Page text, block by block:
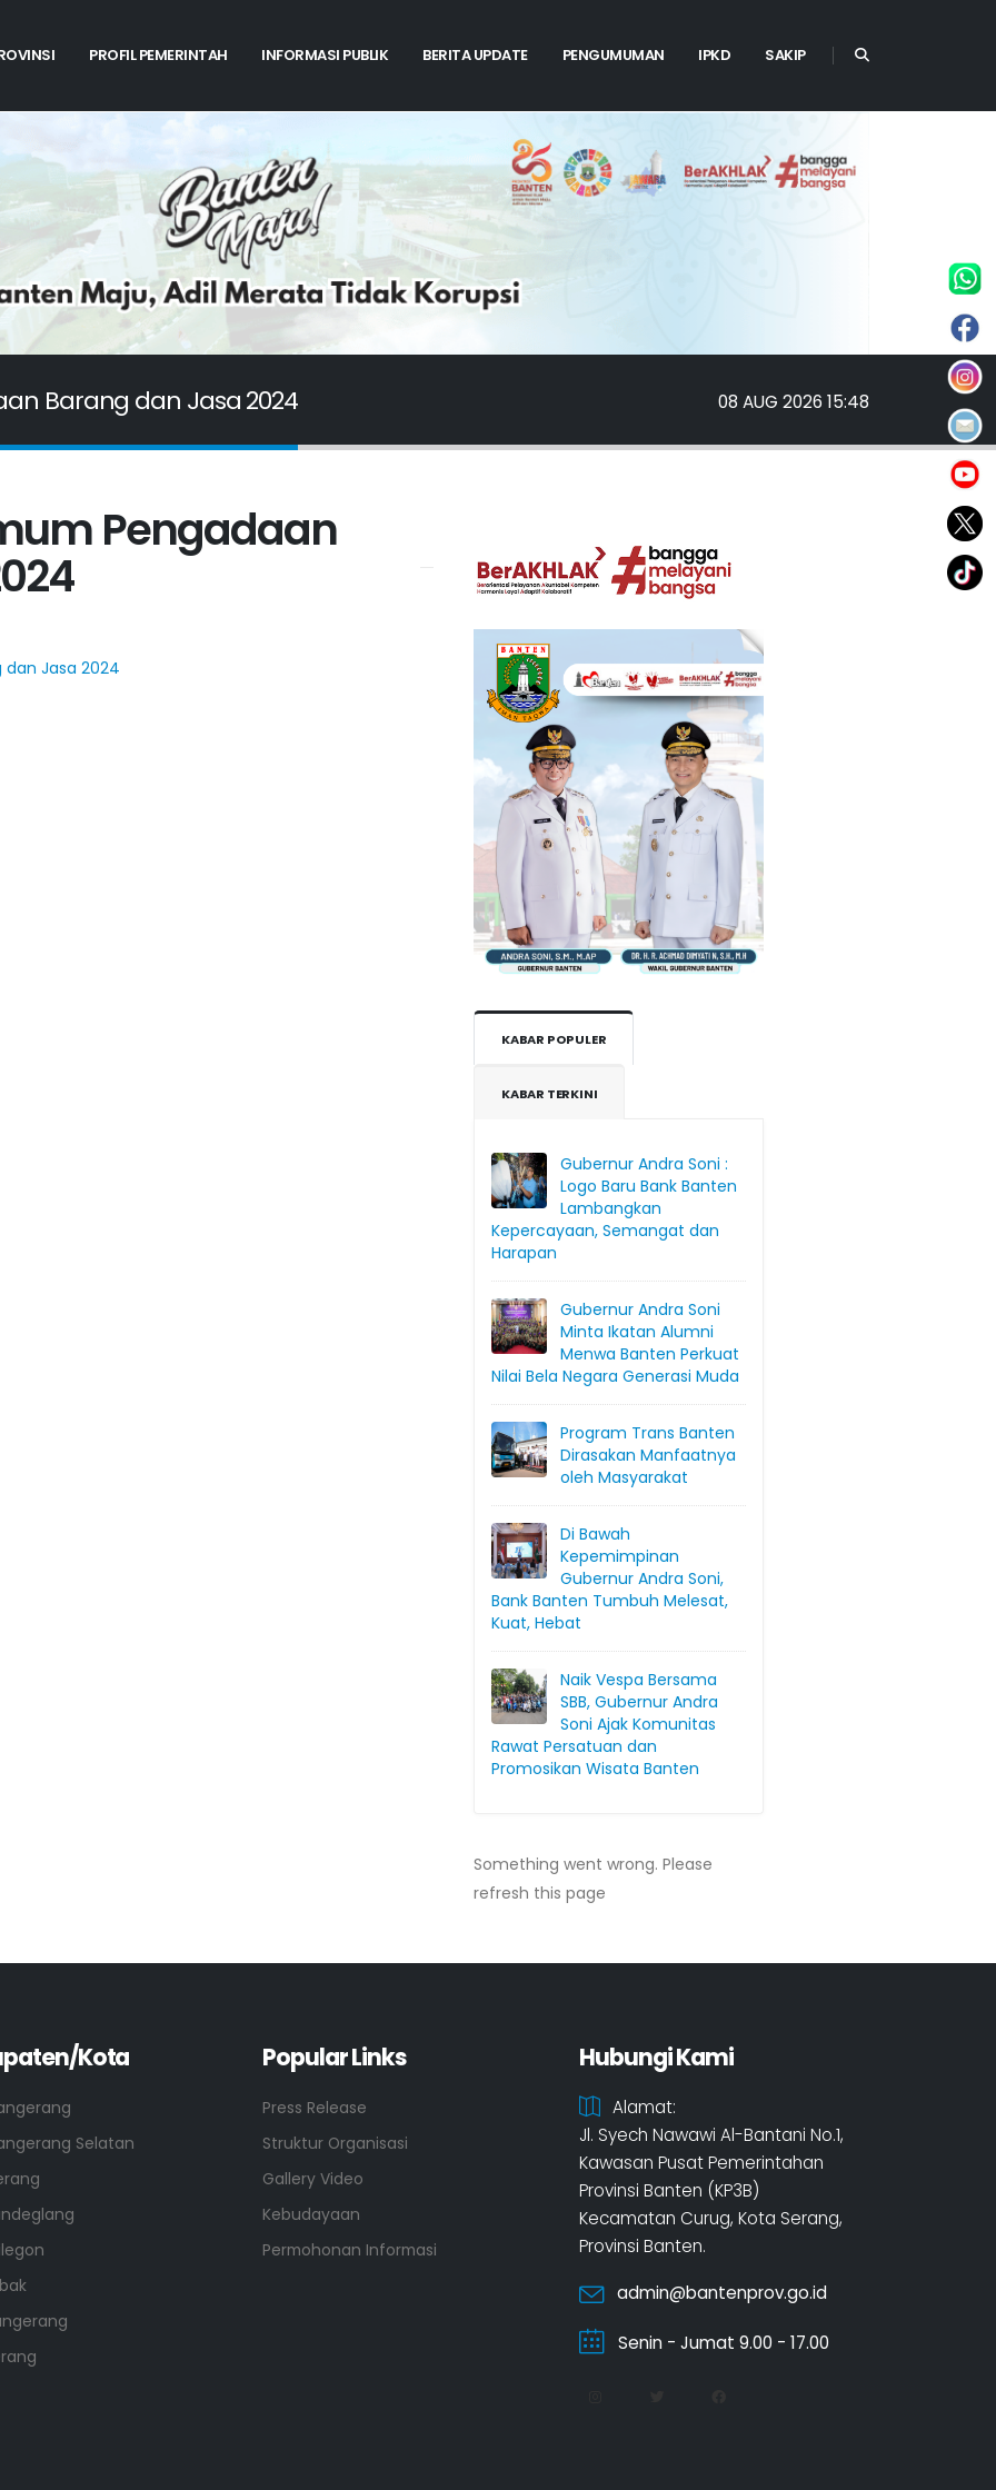
PROFIL PEMERINTAH INFORMASI PUBLIK BERITA UPDATE PENGUMUMAN IPKD SAKIP
Barang dan Jasa 2024 08 AUG 2026 15:48
Pengadaan
Jasa 2024
KABAR POPULER
KABAR TERKINI
Gubernur Andra Soni :
Logo Baru Bank Banten
Lambangkan
Kepercayaan, Semangat dan
Harapan
Gubernur Andra Soni
Minta Ikatan Alumni
Menwa Banten Perkuat
Nilai Bela Negara Generasi Muda
Program Trans Banten
Dirasakan Manfaatnya
oleh Masyarakat
Di Bawah
Kepemimpinan
Gubernur Andra Soni,
Bank Banten Tumbuh Melesat,
Kuat, Hebat
Naik Vespa Bersama
SBB, Gubernur Andra
Soni Ajak Komunitas
Rawat Persatuan dan
Promosikan Wisata Banten
Something went wrong. Please
refresh this page
Kota
Selatan
Popular Links
Press Release
Struktur Organisasi
Gallery Video
Kebudayaan
Permohonan Informasi
Hubungi Kami
Alamat:
Jl. Syech Nawawi Al-Bantani No.1,
Kawasan Pusat Pemerintahan
Provinsi Banten (KP3B)
Kecamatan Curug, Kota Serang,
Provinsi Banten.
admin@bantenprov.go.id
Senin - Jumat 9.00 - 17.00